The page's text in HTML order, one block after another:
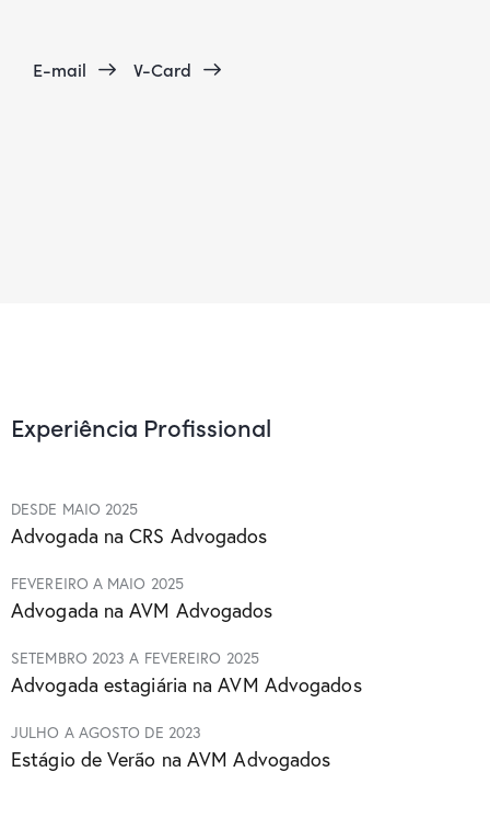
E-mail V-Card
Experiência Profissional
DESDE MAIO 2025
Advogada na CRS Advogados
FEVEREIRO A MAIO 2025
Advogada na AVM Advogados
SETEMBRO 2023 A FEVEREIRO 2025
Advogada estagiária na AVM Advogados
JULHO A AGOSTO DE 2023
Estágio de Verão na AVM Advogados